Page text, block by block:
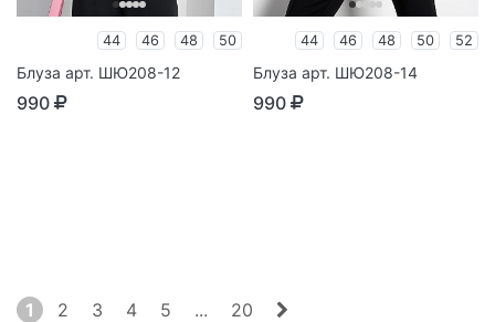
44 46 48 50
Блуза арт. ШЮ208-12
990
44 46 48 50 52
Блуза арт. ШЮ208-14
990
1 2 3 4 5 ... 20